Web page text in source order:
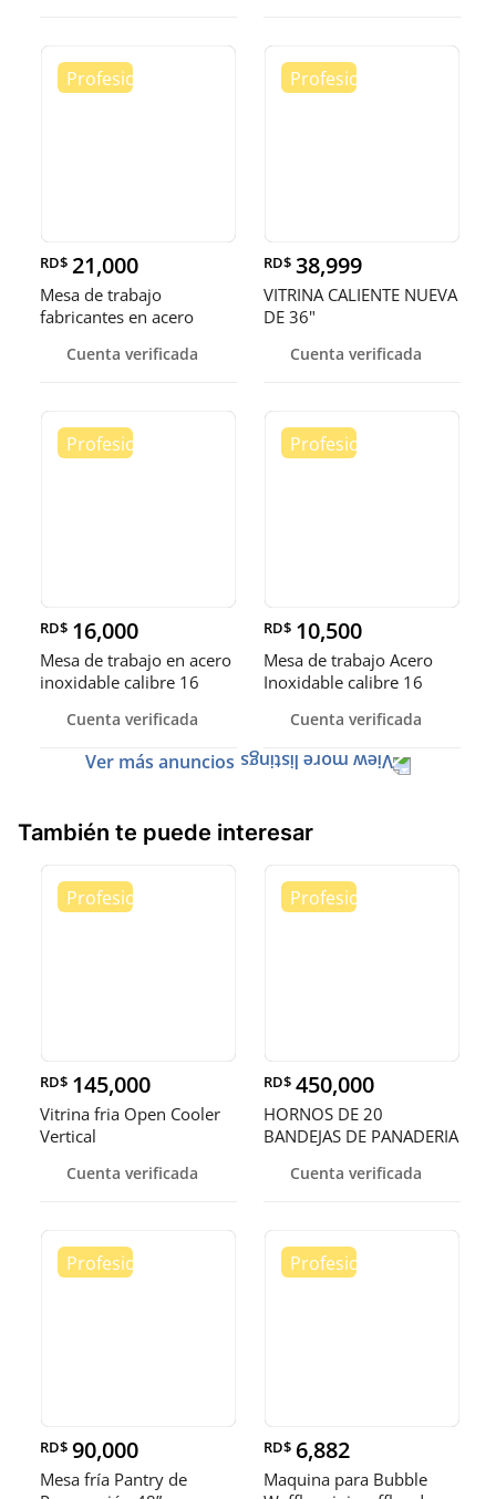
RD$ 21,000
Mesa de trabajo
fabricantes en acero
Cuenta verificada
RD$ 38,999
VITRINA CALIENTE NUEVA
DE 36"
Cuenta verificada
RD$ 16,000
Mesa de trabajo en acero
inoxidable calibre 16
Cuenta verificada
RD$ 10,500
Mesa de trabajo Acero
Inoxidable calibre 16
Cuenta verificada
Ver más anuncios
También te puede interesar
RD$ 145,000
Vitrina fria Open Cooler
Vertical
Cuenta verificada
RD$ 450,000
HORNOS DE 20
BANDEJAS DE PANADERIA
Cuenta verificada
RD$ 90,000
Mesa fría Pantry de
RD$ 6,882
Maquina para Bubble